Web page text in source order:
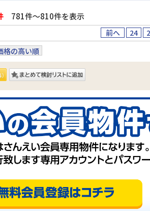
781件〜810件を表示
前へ 24
格の高い順